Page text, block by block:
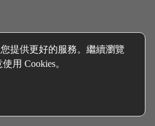
提供更好的服務。繼續瀏覽
用 Cookies。